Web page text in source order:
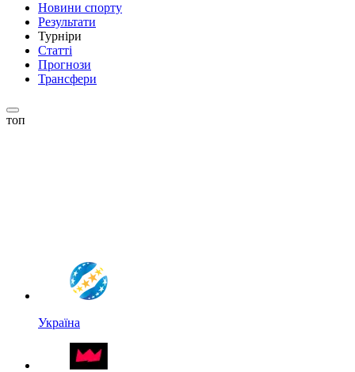
Новини спорту
Результати
Турніри
Статті
Прогнози
Трансфери
топ
Україна